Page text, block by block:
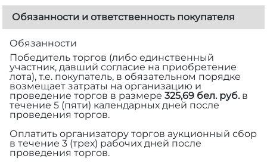
Обязанности и ответственность покупателя
Обязанности
Победитель торгов (либо единственный
участник, давший согласие на приобретение
лота), т.е. покупатель, в обязательном порядке
возмещает затраты на организацию и
проведение торгов в размере 325,69 бел. руб.в
течение 5 (пяти) календарных дней после
проведения торгов.
Оплатить организатору торгов аукционный сбор
в течение 3 (трех) рабочих дней после
проведения торгов.